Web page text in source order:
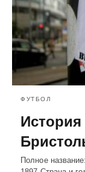
ФУТБОЛ
История
Полное